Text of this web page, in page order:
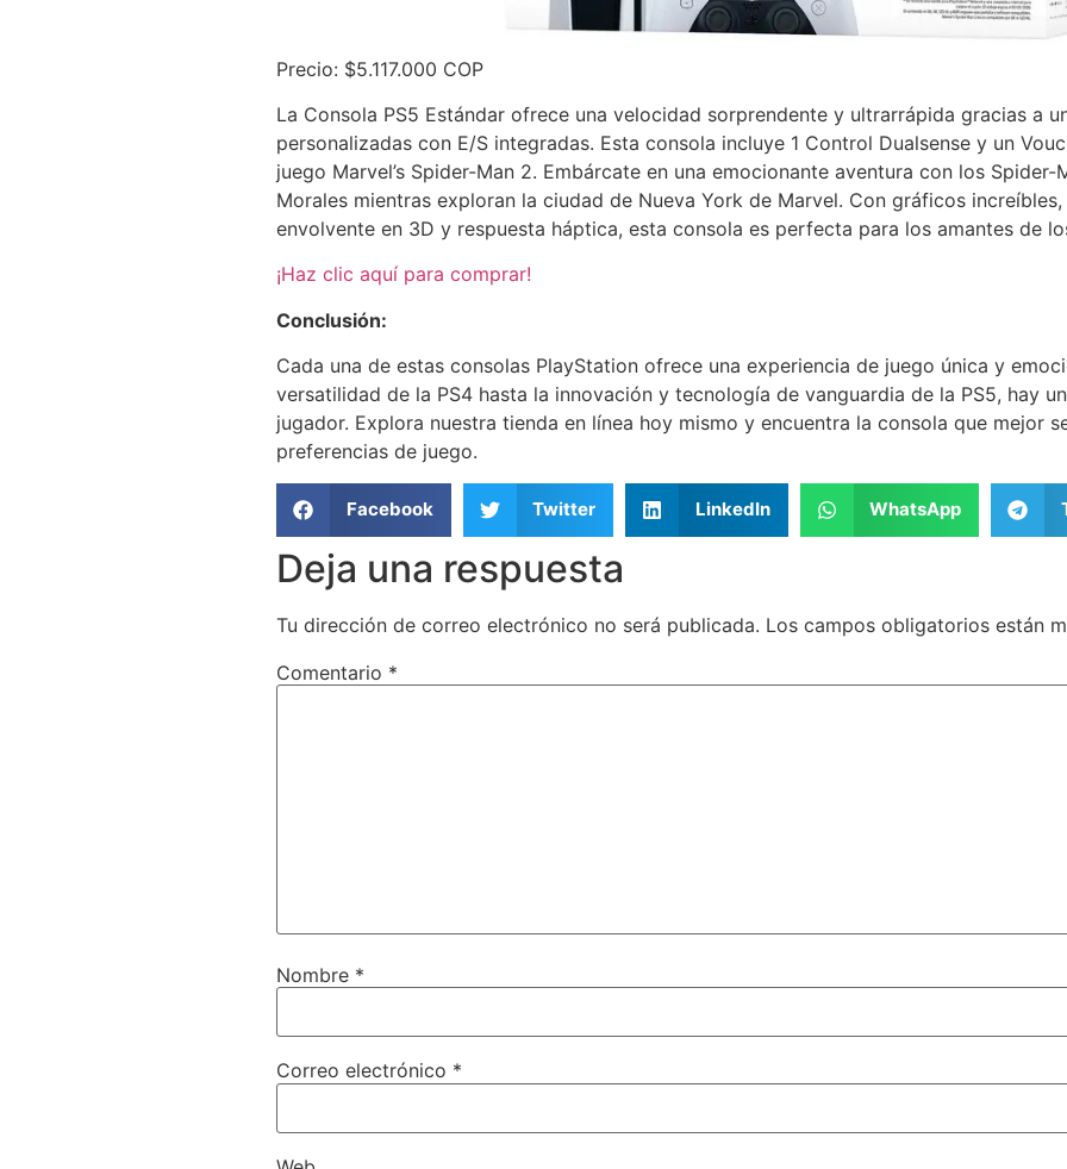
Precio: $5.117.000 COP
La Consola PS5 Estándar ofrece una velocidad sorprendente y ultrarrápida gracias a
personalizadas con E/S integradas. Esta consola incluye 1 Control Dualsense y un
juego Marvel’s Spider-Man 2. Embárcate en una emocionante aventura con los Spider-
Morales mientras exploran la ciudad de Nueva York de Marvel. Con gráficos
envolvente en 3D y respuesta háptica, esta consola es perfecta para los amantes de
¡Haz clic aquí para comprar!
Conclusión:
Cada una de estas consolas PlayStation ofrece una experiencia de juego única y
versatilidad de la PS4 hasta la innovación y tecnología de vanguardia de la PS5, hay
jugador. Explora nuestra tienda en línea hoy mismo y encuentra la consola que mejor
preferencias de juego.
Facebook Twitter LinkedIn WhatsApp
Deja una respuesta
Tu dirección de correo electrónico no será publicada. Los campos obligatorios están
Comentario *
Nombre *
Correo electrónico *